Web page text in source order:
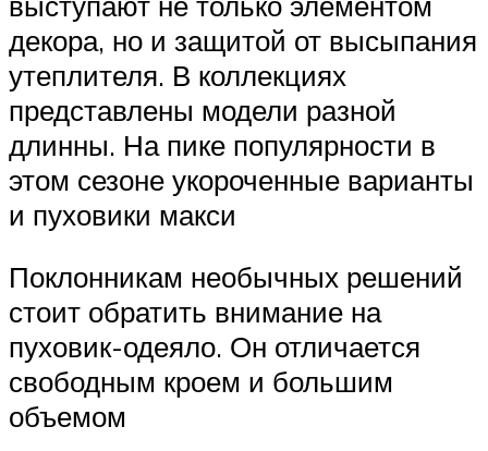
декора, но и защитой от высыпания
утеплителя. В коллекциях
представлены модели разной
длинны. На пике популярности в
этом сезоне укороченные варианты
и пуховики макси
Поклонникам необычных решений
стоит обратить внимание на
пуховик-одеяло. Он отличается
свободным кроем и большим
объемом